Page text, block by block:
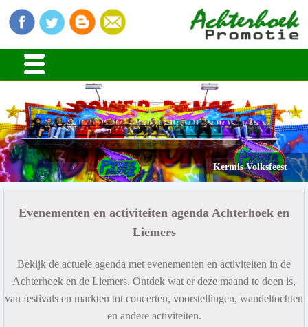
Kermis Volksfeest
Stads en Dorpsfeesten
Evenementen en activiteiten agenda Achterhoek en
Liemers
Bekijk de actuele agenda met evenementen en activiteiten in de
Achterhoek en de Liemers. Ontdek wat er deze maand te doen is,
van festivals en markten tot concerten, voorstellingen, wandeltochten
en andere activiteiten.